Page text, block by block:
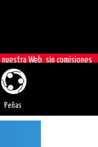
Web, sin comisiones
Peñas